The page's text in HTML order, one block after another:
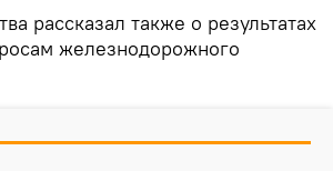
рассказал также о результатах
железнодорожного